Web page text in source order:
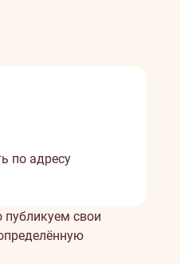
по адресу
свои